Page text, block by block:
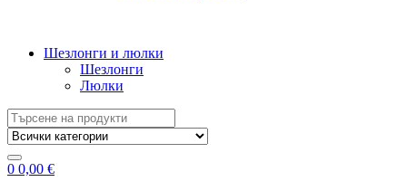
Шезлонги и люлки
Шезлонги
Люлки
Search
for:
0 0,00 €